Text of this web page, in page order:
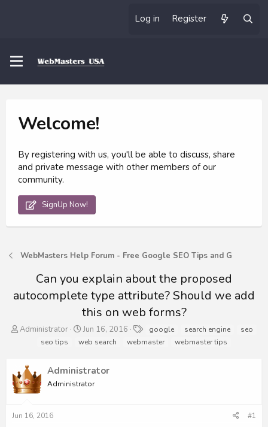
Log in Register
Welcome!
By registering with us, you'll be able to discuss, share
and private message with other members of our
community.
SignUp Now!
WebMasters Help Forum - Free Google SEO Tips and G
Can you explain about the proposed
autocomplete type attribute? Should we add
this on web forms?
T
a
d
s
a
Administrator
S
t
t
d
Jun 16, 2016
a
google search engine
seo
seo tips
web search webmaster webmaster tips
Administrator
Administrator
Jun 16, 2016 #1